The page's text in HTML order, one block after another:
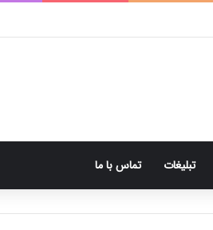
تبلیغات تماس با ما